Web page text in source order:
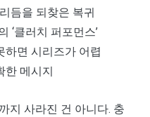
듬을 되찾은 복귀
‘클러치 퍼포먼스’
하면 시리즈가 어렵
한 메시지
지 사라진 건 아니다. 충